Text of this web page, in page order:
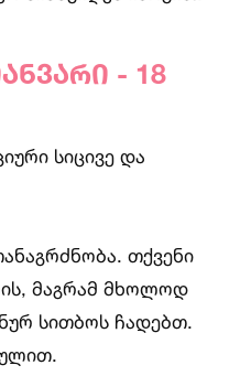
- 18
სიცივე და
თქვენი
მაგრამ მხოლოდ
სითბოს ჩადებთ.